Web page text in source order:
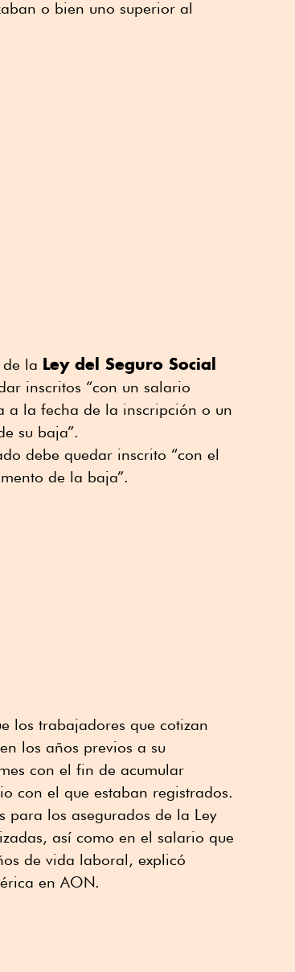
o bien uno superior al
la Ley del Seguro Social
inscritos “con un salario
a la fecha de la inscripción o un
su baja”.
debe quedar inscrito “con el
de la baja”.
los trabajadores que cotizan
los años previos a su
con el fin de acumular
con el que estaban registrados.
para los asegurados de la Ley
así como en el salario que
de vida laboral, explicó
en AON.